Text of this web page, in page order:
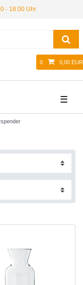
- 18:00 Uhr
0 0,00 EUR
☰